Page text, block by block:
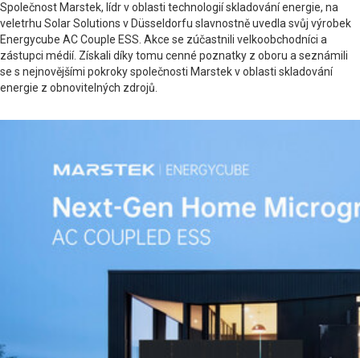
Společnost Marstek, lídr v oblasti technologií skladování energie, na
veletrhu Solar Solutions v Düsseldorfu slavnostně uvedla svůj výrobek
Energycube AC Couple ESS. Akce se zúčastnili velkoobchodníci a
zástupci médií. Získali díky tomu cenné poznatky z oboru a seznámili
se s nejnovějšími pokroky společnosti Marstek v oblasti skladování
energie z obnovitelných zdrojů.